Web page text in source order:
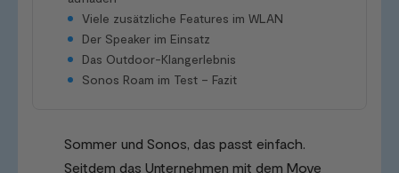
Viele zusätzliche Features im WLAN
Der Speaker im Einsatz
Das Outdoor-Klangerlebnis
Sonos Roam im Test – Fazit
Sommer und Sonos, das passt einfach.
Seitdem das Unternehmen mit dem Move